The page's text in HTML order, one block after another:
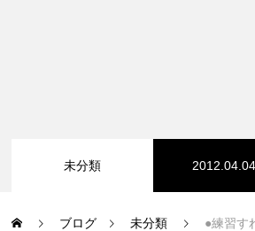
未分類 2012.04.04
ブログ 未分類 ●練習す